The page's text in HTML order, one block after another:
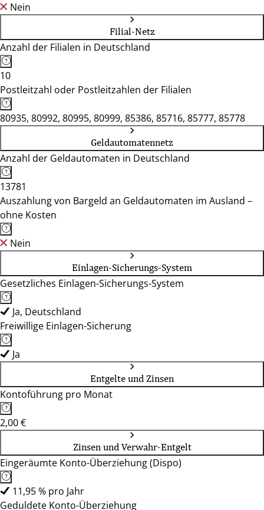
Nein
Filial-Netz
Anzahl der Filialen in Deutschland
10
Postleitzahl oder Postleitzahlen der Filialen
80935, 80992, 80995, 80999, 85386, 85716, 85777, 85778
Geldautomatennetz
Anzahl der Geldautomaten in Deutschland
13781
Auszahlung von Bargeld an Geldautomaten im Ausland –
ohne Kosten
Nein
Einlagen-Sicherungs-System
Gesetzliches Einlagen-Sicherungs-System
Ja, Deutschland
Freiwillige Einlagen-Sicherung
Ja
Entgelte und Zinsen
Kontoführung pro Monat
2,00 €
Zinsen und Verwahr-Entgelt
Eingeräumte Konto-Überziehung (Dispo)
11,95 % pro Jahr
Geduldete Konto-Überziehung